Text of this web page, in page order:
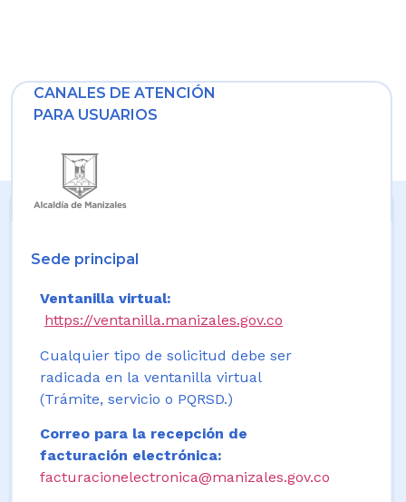
CANALES DE ATENCIÓN
PARA USUARIOS
Sede principal
Ventanilla virtual:
https://ventanilla.manizales.gov.co
Cualquier tipo de solicitud debe ser
radicada en la ventanilla virtual
(Trámite, servicio o PQRSD.)
Correo para la recepción de
facturación electrónica:
facturacionelectronica@manizales.gov.co